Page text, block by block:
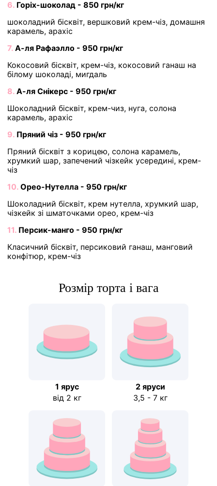
6. Горіх-шоколад - 850 грн/кг
шоколадний бісквіт, вершковий крем-чіз, домашня
карамель, арахіс
7. А-ля Рафаэлло - 950 грн/кг
Кокосовий бісквіт, крем-чіз, кокосовий ганаш на
білому шоколаді, мигдаль
8. А-ля Снікерс - 950 грн/кг
Шоколадний бісквіт, крем-чиз, нуга, солона
карамель, арахіс
9. Пряний чіз - 950 грн/кг
Пряний бісквіт з корицею, солона карамель,
хрумкий шар, запечений чізкейк усередині, крем-
чіз
10. Орео-Нутелла - 950 грн/кг
Шоколадний бісквіт, крем нутелла, хрумкий шар,
чізкейк зі шматочками орео, крем-чіз
11. Персик-манго - 950 грн/кг
Класичний бісквіт, персиковий ганаш, манговий
конфітюр, крем-чіз
Розмір торта і вага
1 ярус
від 2 кг
2 яруси
3,5 - 7 кг